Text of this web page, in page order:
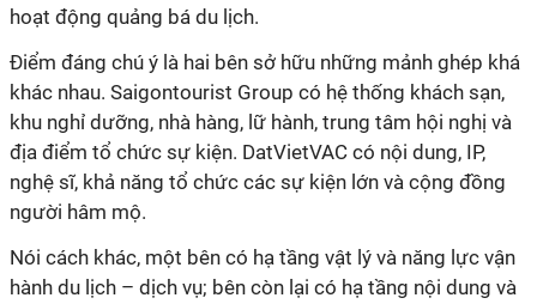
hoạt động quảng bá du lịch.
Điểm đáng chú ý là hai bên sở hữu những mảnh ghép khá
khác nhau. Saigontourist Group có hệ thống khách sạn,
khu nghỉ dưỡng, nhà hàng, lữ hành, trung tâm hội nghị và
địa điểm tổ chức sự kiện. DatVietVAC có nội dung, IP,
nghệ sĩ, khả năng tổ chức các sự kiện lớn và cộng đồng
người hâm mộ.
Nói cách khác, một bên có hạ tầng vật lý và năng lực vận
hành du lịch – dịch vụ; bên còn lại có hạ tầng nội dung và